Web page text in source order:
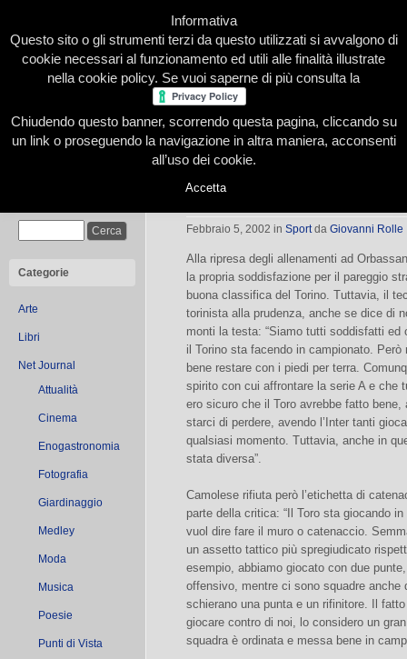
Home Presentazione Redazione Le nostre firme
Categorie
Arte
Libri
Net Journal
Attualità
Cinema
Enogastronomia
Fotografia
Giardinaggio
Medley
Moda
Musica
Poesie
Punti di Vista
Camolese apre le porte all’Intertoto
Febbraio 5, 2002 in Sportda Giovanni Rolle
Alla ripresa degli allenamenti ad
la propria soddisfazione per il pareggio
buona classifica del Torino. Tuttavia, il
torinista alla prudenza, anche se dice di
monti la testa: “Siamo tutti soddisfatti
il Torino sta facendo in campionato.
bene restare con i piedi per terra.
spirito con cui affrontare la serie A e che
ero sicuro che il Toro avrebbe fatto
starci di perdere, avendo l’Inter tanti
qualsiasi momento. Tuttavia, anche in
stata diversa”.
Camolese rifiuta però l’etichetta di
parte della critica: “Il Toro sta giocando
vuol dire fare il muro o catenaccio.
un assetto tattico più spregiudicato
esempio, abbiamo giocato con due
offensivo, mentre ci sono squadre
schierano una punta e un rifinitore. Il
giocare contro di noi, lo considero un
squadra è ordinata e messa bene in
Informativa
Questo sito o gli strumenti terzi da questo utilizzati si avvalgono di
cookie necessari al funzionamento ed utili alle finalità illustrate
nella cookie policy. Se vuoi saperne di più consulta la
Chiudendo questo banner, scorrendo questa pagina, cliccando su
un link o proseguendo la navigazione in altra maniera, acconsenti
all’uso dei cookie.
Accetta